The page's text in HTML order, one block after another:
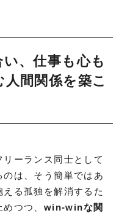
、仕事も心も
間関係を築こ
ーランス同士として
は、そう簡単ではあ
る孤独を解消するた
つつ、 win-winな関